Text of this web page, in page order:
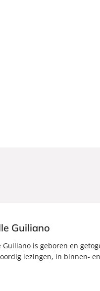
Guiliano
is geboren en
lezingen, in binnen-